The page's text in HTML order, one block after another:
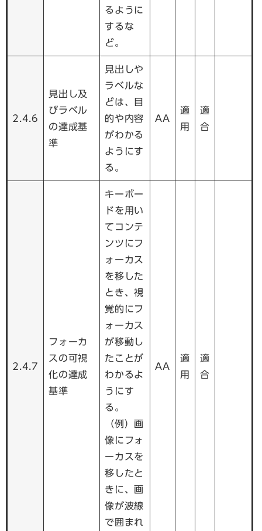
るように
するな
ど。
2.4.6
見出し及
びラベル
の達成基
準
見出しや
ラベルな
どは、目
的や内容
がわかる
ようにす
る。
AA
適
用
適
合
2.4.7
フォーカ
スの可視
化の達成
基準
キーボー
ドを用い
てコンテ
ンツにフ
ォーカス
を移した
とき、視
覚的にフ
ォーカス
が移動し
たことが
わかるよ
うにす
る。
（例）画
像にフォ
ーカスを
移したと
きに、画
像が波線
で囲まれ
AA
適
用
適
合